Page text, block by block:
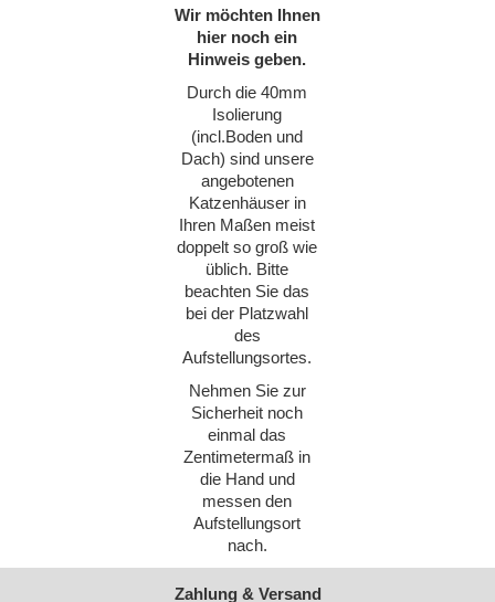
Wir möchten Ihnen
hier noch ein
Hinweis geben.
Durch die 40mm
Isolierung
(incl.Boden und
Dach) sind unsere
angebotenen
Katzenhäuser in
Ihren Maßen meist
doppelt so groß wie
üblich. Bitte
beachten Sie das
bei der Platzwahl
des
Aufstellungsortes.
Nehmen Sie zur
Sicherheit noch
einmal das
Zentimetermaß in
die Hand und
messen den
Aufstellungsort
nach.
Zahlung & Versand